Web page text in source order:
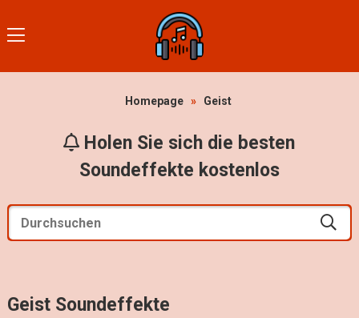
Homepage » Geist
Holen Sie sich die besten
Soundeffekte kostenlos
Geist Soundeffekte